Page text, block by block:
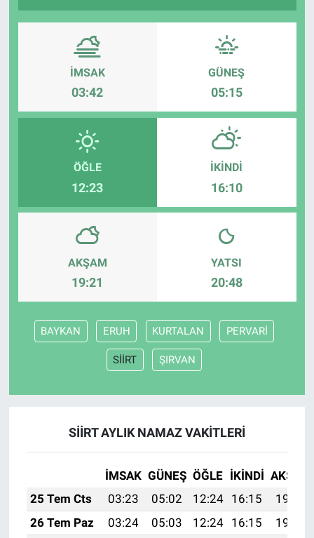
İMSAK
03:42
GÜNEŞ
05:15
ÖĞLE
12:23
İKINDI
16:10
AKŞAM
19:21
YATSI
20:48
BAYKAN ERUH KURTALAN PERVARİ
SİİRT ŞIRVAN
SİİRT AYLIK NAMAZ VAKITLERI
İMSAK GÜNEŞ ÖĞLE İKINDI AKŞAM
25 Tem Cts
03:23 05:02 12:24 16:15
19:35
26 Tem Paz
03:24 05:03 12:24 16:15
19:35